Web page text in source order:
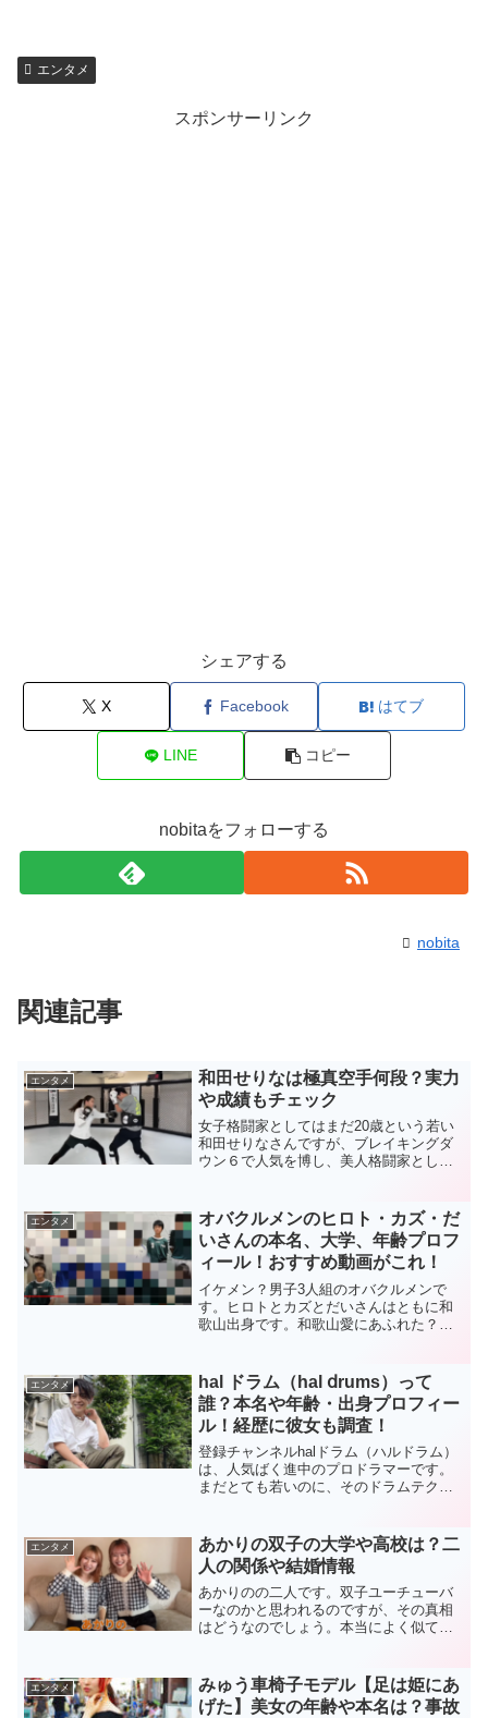
エンタメ
スポンサーリンク
シェアする
X Facebook はてブ
LINE コピー
nobitaをフォローする
nobita
関連記事
エンタメ
和田せりなは極真空手何段？実力
や成績もチェック
女子格闘家としてはまだ20歳という若い
和田せりなさんですが、ブレイキングダ
ウン６で人気を博し、美人格闘家として
大好きな空手にあるようです。しかも、
せりなさんは、最強と言...
エンタメ
オバクルメンのヒロト・カズ・だ
いさんの本名、大学、年齢プロフ
ィール！おすすめ動画がこれ！
イケメン？男子3人組のオバクルメンで
す。ヒロトとカズとだいさんはともに和
歌山出身です。和歌山愛にあふれた？ユ
なんだかふざけたことが多いのですが、
大事なことは見てくれる人たちが喜んで
もらえるとか共感できるとか、そういう
視点でつくっているところが親しみモテ
ます。男子なんでちょっと下ネタもあり
ですが、そこがなんか人間らしくてファ
ンを増やしているのではないかと思いま
す。23年末までに成果が出ていないな
なオバクルメンを探ってみました。
エンタメ
hal ドラム（hal ⅾrums）って
誰？本名や年齢・出身プロフィー
ル！経歴に彼女も調査！
登録チャンネルhalドラム（ハルドラム）
は、人気ばく進中のプロドラマーです。
まだとても若いのに、そのドラムテクは
か？世界が注目!?している逸材かもしれ
ません。HAL ...
エンタメ
あかりの双子の大学や高校は？二
人の関係や結婚情報
あかりのの二人です。双子ユーチューバ
ーなのかと思われるのですが、その真相
はどうなのでしょう。本当によく似てい
す。また、この二人の関係はただのパー
トナーなのか、それぞれの...
エンタメ
みゅう車椅子モデル【足は姫にあ
げた】美女の年齢や本名は？事故